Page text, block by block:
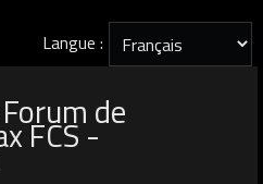
Langue :
de
FCS -